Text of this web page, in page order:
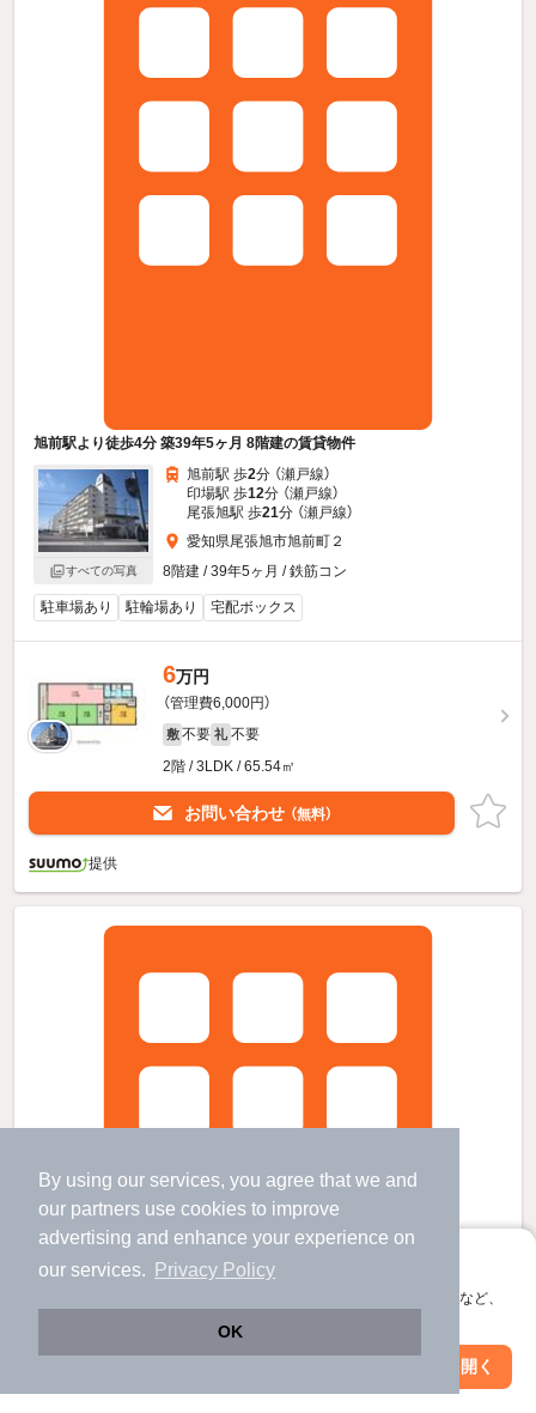
By using our services, you agree that we and
our partners use cookies to improve
advertising and enhance your experience on
our services.
Privacy Policy
OK
アプリに切り替えて、サクサクお部屋探し
会員登録なしですぐ使える。マップ検索やお気に入り保存など、
アプリを開く
旭前駅より徒歩4分 築39年5ヶ月 8階建の賃貸物件
すべての写真
旭前駅 歩2分 （瀬戸線）
印場駅 歩12分 （瀬戸線）
尾張旭駅 歩21分 （瀬戸線）
愛知県尾張旭市旭前町２
8階建 / 39年5ヶ月 / 鉄筋コン
駐車場あり 駐輪場あり 宅配ボックス
6万円
（管理費6,000円）
敷 不要 礼 不要
2階 / 3LDK / 65.54㎡
お問い合わせ （無料）
提供
絞り込み条件を変更